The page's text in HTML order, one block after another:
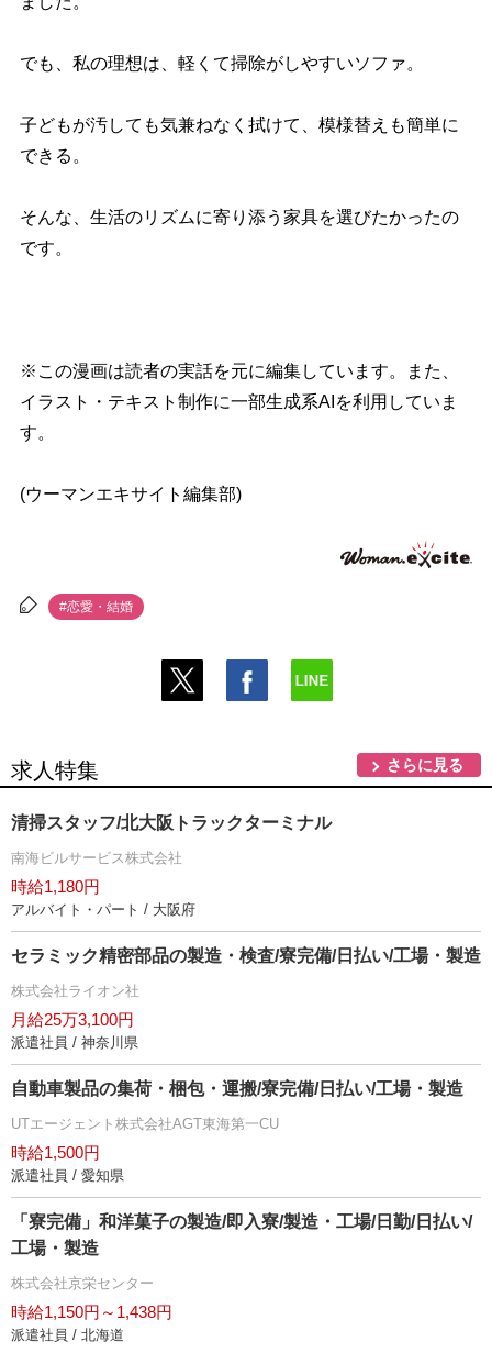
でも、私の理想は、軽くて掃除がしやすいソファ。
子どもが汚しても気兼ねなく拭けて、模様替えも簡単に
できる。
そんな、生活のリズムに寄り添う家具を選びたかったの
です。
※この漫画は読者の実話を元に編集しています。また、
イラスト・テキスト制作に一部生成系AIを利用していま
す。
(ウーマンエキサイト編集部)
#恋愛・結婚
求人特集 さらに見る
清掃スタッフ/北大阪トラックターミナル
南海ビルサービス株式会社
時給1,180円
アルバイト・パート / 大阪府
セラミック精密部品の製造・検査/寮完備/日払い/工場・製造
株式会社ライオン社
月給25万3,100円
派遣社員 / 神奈川県
自動車製品の集荷・梱包・運搬/寮完備/日払い/工場・製造
UTエージェント株式会社AGT東海第一CU
時給1,500円
派遣社員 / 愛知県
「寮完備」和洋菓子の製造/即入寮/製造・工場/日勤/日払い/
工場・製造
株式会社京栄センター
時給1,150円～1,438円
派遣社員 / 北海道